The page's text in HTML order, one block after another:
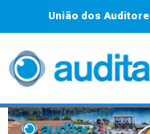
União dos